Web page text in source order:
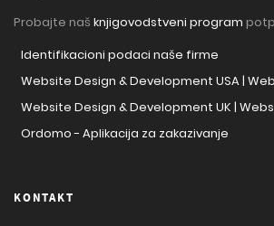
Probajte naš knjigovodstveni program
Identifikacioni podaci naše firme
Website Design & Development USA |
Website Design & Development UK |
Ordomo - Aplikacija za zakazivanje
KONTAKT